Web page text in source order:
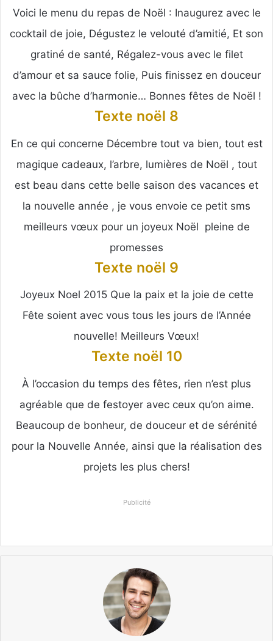
Voici le menu du repas de Noël : Inaugurez avec le
cocktail de joie, Dégustez le velouté d’amitié, Et son
gratiné de santé, Régalez-vous avec le filet
d’amour et sa sauce folie, Puis finissez en douceur
avec la bûche d’harmonie… Bonnes fêtes de Noël !
Texte noël 8
En ce qui concerne Décembre tout va bien, tout est
magique cadeaux, l’arbre, lumières de Noël , tout
est beau dans cette belle saison des vacances et
la nouvelle année , je vous envoie ce petit sms
meilleurs vœux pour un joyeux Noël pleine de
promesses
Texte noël 9
Joyeux Noel 2015 Que la paix et la joie de cette
Fête soient avec vous tous les jours de l’Année
nouvelle! Meilleurs Vœux!
Texte noël 10
À l’occasion du temps des fêtes, rien n’est plus
agréable que de festoyer avec ceux qu’on aime.
Beaucoup de bonheur, de douceur et de sérénité
pour la Nouvelle Année, ainsi que la réalisation des
projets les plus chers!
Publicité